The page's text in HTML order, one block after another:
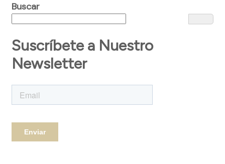
entradas
Buscar
Suscríbete a Nuestro
Newsletter